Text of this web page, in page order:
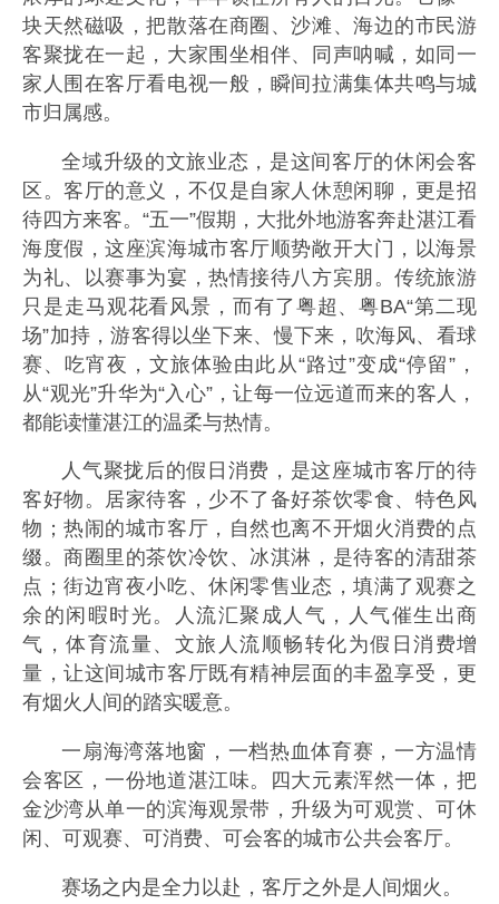
块天然磁吸，把散落在商圈、沙滩、海边的市民游
客聚拢在一起，大家围坐相伴、同声呐喊，如同一
家人围在客厅看电视一般，瞬间拉满集体共鸣与城
市归属感。
全域升级的文旅业态，是这间客厅的休闲会客
区。客厅的意义，不仅是自家人休憩闲聊，更是招
待四方来客。“五一”假期，大批外地游客奔赴湛江看
海度假，这座滨海城市客厅顺势敞开大门，以海景
为礼、以赛事为宴，热情接待八方宾朋。传统旅游
只是走马观花看风景，而有了粤超、粤BA“第二现
场”加持，游客得以坐下来、慢下来，吹海风、看球
赛、吃宵夜，文旅体验由此从“路过”变成“停留”，
从“观光”升华为“入心”，让每一位远道而来的客人，
都能读懂湛江的温柔与热情。
人气聚拢后的假日消费，是这座城市客厅的待
客好物。居家待客，少不了备好茶饮零食、特色风
物；热闹的城市客厅，自然也离不开烟火消费的点
缀。商圈里的茶饮冷饮、冰淇淋，是待客的清甜茶
点；街边宵夜小吃、休闲零售业态，填满了观赛之
余的闲暇时光。人流汇聚成人气，人气催生出商
气，体育流量、文旅人流顺畅转化为假日消费增
量，让这间城市客厅既有精神层面的丰盈享受，更
有烟火人间的踏实暖意。
一扇海湾落地窗，一档热血体育赛，一方温情
会客区，一份地道湛江味。四大元素浑然一体，把
金沙湾从单一的滨海观景带，升级为可观赏、可休
闲、可观赛、可消费、可会客的城市公共会客厅。
赛场之内是全力以赴，客厅之外是人间烟火。